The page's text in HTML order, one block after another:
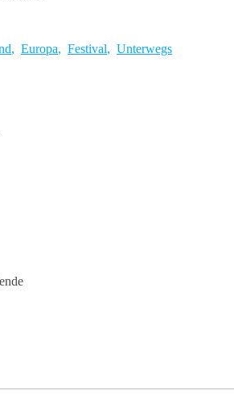
, Europa, Festival, Unterwegs